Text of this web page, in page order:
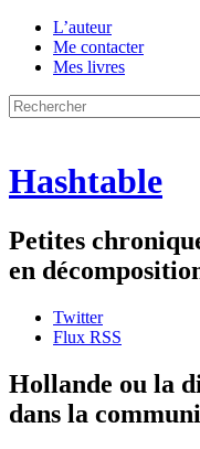
L’auteur
Me contacter
Mes livres
Hashtable
Petites
en
Twitter
Flux RSS
Hollande ou la
dans la